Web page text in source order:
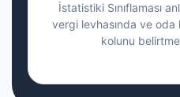
İstatistiki Sınıflaması
vergi levhasında ve oda
kolunu